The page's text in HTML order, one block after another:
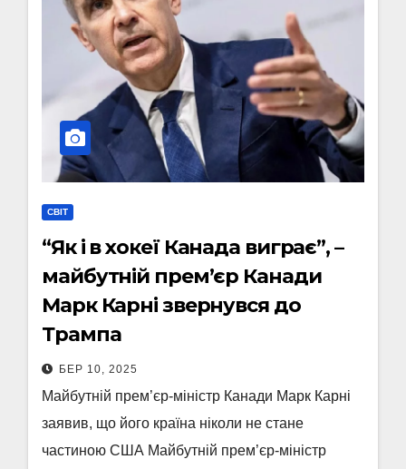
СВІТ
“Як і в хокеї Канада виграє”, –
майбутній прем’єр Канади
Марк Карні звернувся до
Трампа
БЕР 10, 2025
Майбутній прем’єр-міністр Канади Марк Карні
заявив, що його країна ніколи не стане
частиною США Майбутній прем’єр-міністр